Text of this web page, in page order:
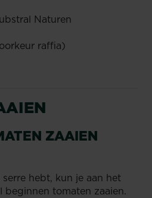
Naturen
raffia)
ZAAIEN
hebt, kun je aan het
beginnen tomaten zaaien.